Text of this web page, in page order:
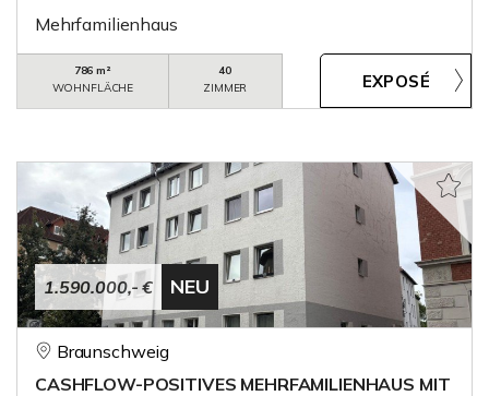
Mehrfamilienhaus
786 m²
WOHNFLÄCHE
40
ZIMMER
1.590.000,- € NEU
Braunschweig
CASHFLOW-POSITIVES MEHRFAMILIENHAUS MIT